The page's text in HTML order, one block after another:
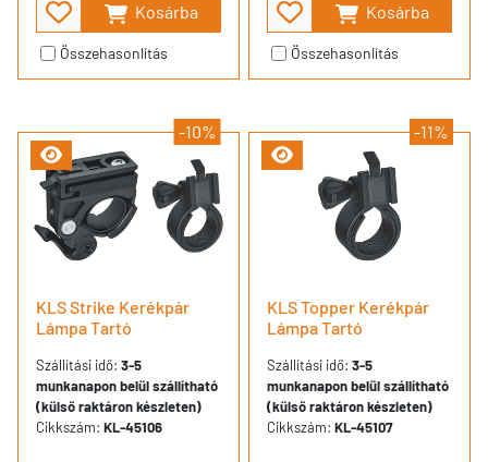
Kosárba
Összehasonlítás
Kosárba
Összehasonlítás
-10%
KLS Strike Kerékpár
Lámpa Tartó
Szállítási idő: 3-5
munkanapon belül szállítható
(külső raktáron készleten)
Cikkszám: KL-45106
-11%
KLS Topper Kerékpár
Lámpa Tartó
Szállítási idő: 3-5
munkanapon belül szállítható
(külső raktáron készleten)
Cikkszám: KL-45107